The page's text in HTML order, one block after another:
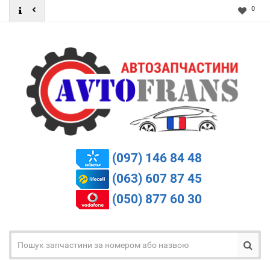
0
(097) 146 84 48
(063) 607 87 45
(050) 877 60 30